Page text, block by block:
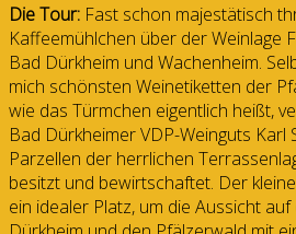
Die Tour: Fast schon majestätisch
Kaffeemühlchen über der Weinlage
Bad Dürkheim und Wachenheim.
mich schönsten Weinetiketten der
wie das Türmchen eigentlich heißt,
Bad Dürkheimer VDP-Weinguts Karl
Parzellen der herrlichen
besitzt und bewirtschaftet. Der
ein idealer Platz, um die Aussicht